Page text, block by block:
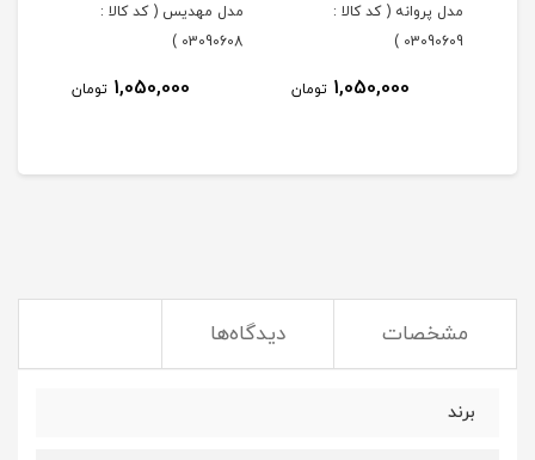
مدل پروانه ( کد کالا :
03090609 )
1,050,000 تومان
مدل مهدیس ( کد کالا :
03090608 )
1,050,000 تومان
مشخصات دیدگاه‌ها
برند